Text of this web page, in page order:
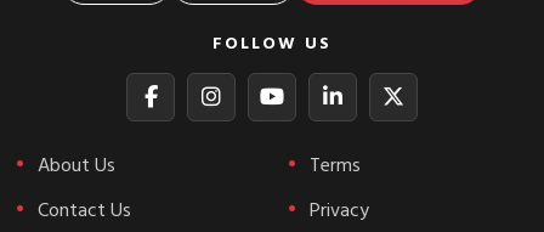
FOLLOW US
About Us
Contact Us
Terms
Privacy